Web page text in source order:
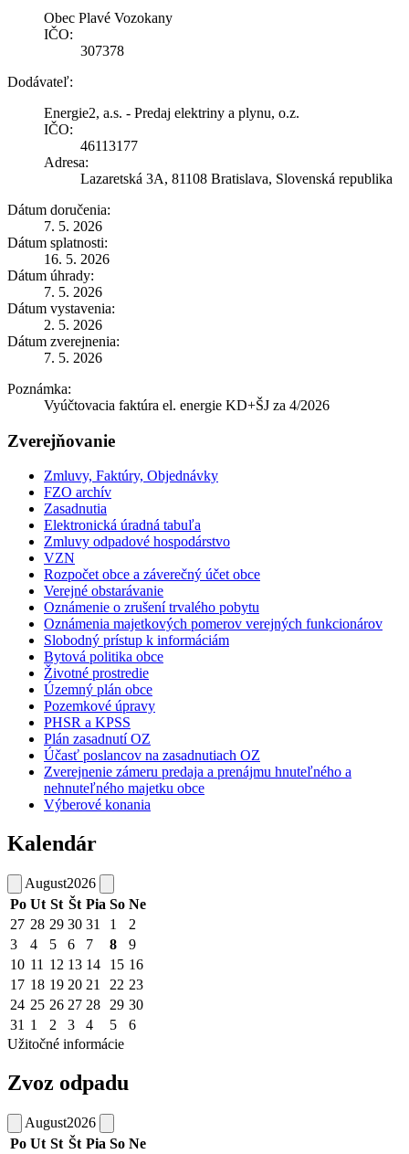
Obec Plavé Vozokany
IČO:
307378
Dodávateľ:
Energie2, a.s. - Predaj elektriny a plynu, o.z.
IČO:
46113177
Adresa:
Lazaretská 3A, 81108 Bratislava, Slovenská republika
Dátum doručenia:
7. 5. 2026
Dátum splatnosti:
16. 5. 2026
Dátum úhrady:
7. 5. 2026
Dátum vystavenia:
2. 5. 2026
Dátum zverejnenia:
7. 5. 2026
Poznámka:
Vyúčtovacia faktúra el. energie KD+ŠJ za 4/2026
Zverejňovanie
Zmluvy, Faktúry, Objednávky
FZO archív
Zasadnutia
Elektronická úradná tabuľa
Zmluvy odpadové hospodárstvo
VZN
Rozpočet obce a záverečný účet obce
Verejné obstarávanie
Oznámenie o zrušení trvalého pobytu
Oznámenia majetkových pomerov verejných funkcionárov
Slobodný prístup k informáciám
Bytová politika obce
Životné prostredie
Územný plán obce
Pozemkové úpravy
PHSR a KPSS
Plán zasadnutí OZ
Účasť poslancov na zasadnutiach OZ
Zverejnenie zámeru predaja a prenájmu hnuteľného a
nehnuteľného majetku obce
Výberové konania
Kalendár
August2026
Po Ut St Št Pia So Ne
27 28 29 30 31 1
2
3
4 5 6 7 8
9
10 11 12 13 14 15 16
17 18 19 20 21 22 23
24 25 26 27 28 29 30
31 1 2 3 4 5
6
Užitočné informácie
Zvoz odpadu
August2026
Po Ut St Št Pia So Ne